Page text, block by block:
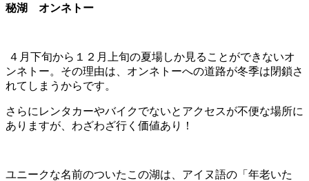
秘湖 オンネトー
４月下旬から１２月上旬の夏場しか見ることができないオ
ンネトー。その理由は、オンネトーへの道路が冬季は閉鎖さ
れてしまうからです。
さらにレンタカーやバイクでないとアクセスが不便な場所に
ありますが、わざわざ行く価値あり！
ユニークな名前のついたこの湖は、アイヌ語の「年老いた